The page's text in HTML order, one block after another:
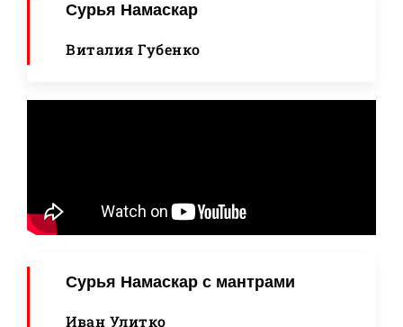
Сурья Намаскар
Виталия Губенко
Сурья Намаскар с мантрами
Иван Улитко